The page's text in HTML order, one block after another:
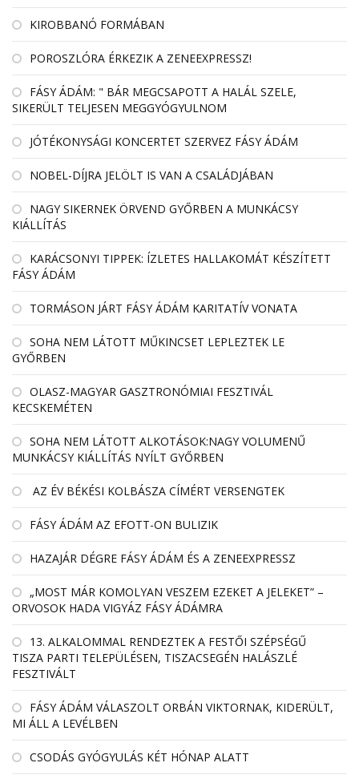
KIROBBANÓ FORMÁBAN
POROSZLÓRA ÉRKEZIK A ZENEEXPRESSZ!
FÁSY ÁDÁM: " BÁR MEGCSAPOTT A HALÁL SZELE,
SIKERÜLT TELJESEN MEGGYÓGYULNOM
JÓTÉKONYSÁGI KONCERTET SZERVEZ FÁSY ÁDÁM
NOBEL-DÍJRA JELÖLT IS VAN A CSALÁDJÁBAN
NAGY SIKERNEK ÖRVEND GYŐRBEN A MUNKÁCSY
KIÁLLÍTÁS
KARÁCSONYI TIPPEK: ÍZLETES HALLAKOMÁT KÉSZÍTETT
FÁSY ÁDÁM
TORMÁSON JÁRT FÁSY ÁDÁM KARITATÍV VONATA
SOHA NEM LÁTOTT MŰKINCSET LEPLEZTEK LE
GYŐRBEN
OLASZ-MAGYAR GASZTRONÓMIAI FESZTIVÁL
KECSKEMÉTEN
SOHA NEM LÁTOTT ALKOTÁSOK:NAGY VOLUMENŰ
MUNKÁCSY KIÁLLÍTÁS NYÍLT GYŐRBEN
AZ ÉV BÉKÉSI KOLBÁSZA CÍMÉRT VERSENGTEK
FÁSY ÁDÁM AZ EFOTT-ON BULIZIK
HAZAJÁR DÉGRE FÁSY ÁDÁM ÉS A ZENEEXPRESSZ
„MOST MÁR KOMOLYAN VESZEM EZEKET A JELEKET” –
ORVOSOK HADA VIGYÁZ FÁSY ÁDÁMRA
13. ALKALOMMAL RENDEZTEK A FESTŐI SZÉPSÉGŰ
TISZA PARTI TELEPÜLÉSEN, TISZACSEGÉN HALÁSZLÉ
FESZTIVÁLT
FÁSY ÁDÁM VÁLASZOLT ORBÁN VIKTORNAK, KIDERÜLT,
MI ÁLL A LEVÉLBEN
CSODÁS GYÓGYULÁS KÉT HÓNAP ALATT